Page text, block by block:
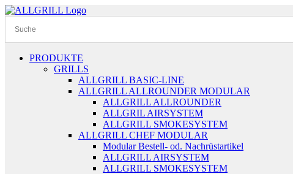
Zum
springen
PRODUKTE
GRILLS
ALLGRILL BASIC-LINE
ALLGRILL ALLROUNDER MODULAR
ALLGRILL ALLROUNDER
ALLGRIL AIRSYSTEM
ALLGRILL SMOKESYSTEM
ALLGRILL CHEF MODULAR
Modular Bestell- od. Nachrüstartikel
ALLGRILL AIRSYSTEM
ALLGRILL SMOKESYSTEM